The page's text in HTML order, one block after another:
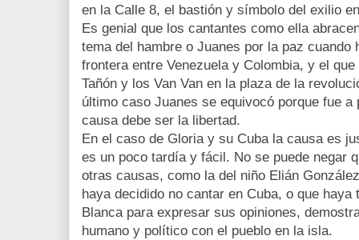
en la Calle 8, el bastión y símbolo del exilio
Es genial que los cantantes como ella
tema del hambre o Juanes por la paz
frontera entre Venezuela y Colombia, y el
Tañón y los Van Van en la plaza de la
último caso Juanes se equivocó porque fue
causa debe ser la libertad.
En el caso de Gloria y su Cuba la causa es
es un poco tardía y fácil. No se puede negar
otras causas, como la del niño Elián
haya decidido no cantar en Cuba, o que
Blanca para expresar sus opiniones,
humano y político con el pueblo en la isla.